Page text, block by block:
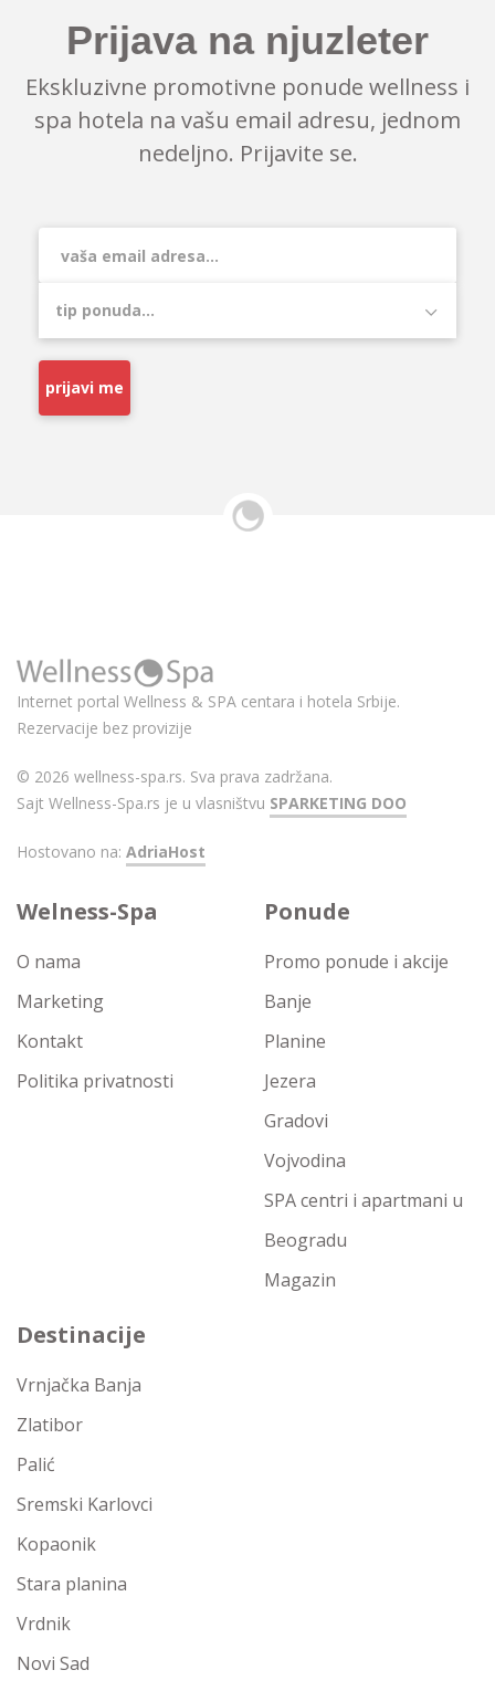
Prijava na njuzleter
Ekskluzivne promotivne ponude wellness i
spa hotela na vašu email adresu, jednom
nedeljno. Prijavite se.
prijavi me
Internet portal Wellness & SPA centara i hotela Srbije.
Rezervacije bez provizije
© 2026 wellness-spa.rs. Sva prava zadržana.
Sajt Wellness-Spa.rs je u vlasništvu SPARKETING DOO
Hostovano na: AdriaHost
Welness-Spa
O nama
Marketing
Kontakt
Politika privatnosti
Ponude
Promo ponude i akcije
Banje
Planine
Jezera
Gradovi
Vojvodina
SPA centri i apartmani u
Beogradu
Magazin
Destinacije
Vrnjačka Banja
Zlatibor
Palić
Sremski Karlovci
Kopaonik
Stara planina
Vrdnik
Novi Sad